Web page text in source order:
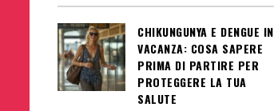
CHIKUNGUNYA E DENGUE IN
VACANZA: COSA SAPERE
PRIMA DI PARTIRE PER
PROTEGGERE LA TUA
SALUTE